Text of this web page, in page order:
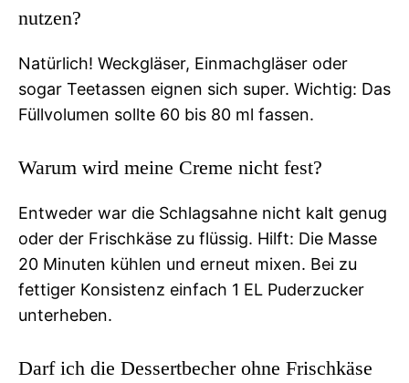
nutzen?
Natürlich! Weckgläser, Einmachgläser oder
sogar Teetassen eignen sich super. Wichtig: Das
Füllvolumen sollte 60 bis 80 ml fassen.
Warum wird meine Creme nicht fest?
Entweder war die Schlagsahne nicht kalt genug
oder der Frischkäse zu flüssig. Hilft: Die Masse
20 Minuten kühlen und erneut mixen. Bei zu
fettiger Konsistenz einfach 1 EL Puderzucker
unterheben.
Darf ich die Dessertbecher ohne Frischkäse